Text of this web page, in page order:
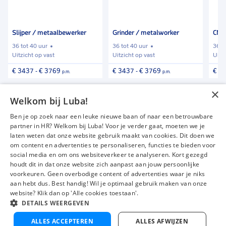
Slijper / metaalbewerker
36 tot 40 uur
Uitzicht op vast
€ 3437 - € 3769 p.m.
Grinder / metalworker
36 tot 40 uur
Uitzicht op vast
€ 3437 - € 3769 p.m.
36
€
Vind meer vacatures
Vacatures
Over ons
Werken bij Luba
Voor werkgevers
Mijn Luba
Contact
×
Welkom bij Luba!
Ben je op zoek naar een leuke nieuwe baan of naar een betrouwbare
partner in HR? Welkom bij Luba! Voor je verder gaat, moeten we je
laten weten dat onze website gebruik maakt van cookies. Dit doen we
om content en advertenties te personaliseren, functies te bieden voor
social media en om ons websiteverkeer te analyseren. Kort gezegd
houdt dit in dat onze website zich aanpast aan jouw persoonlijke
voorkeuren. Geen overbodige content of advertenties waar je niks
aan hebt dus. Best handig! Wil je optimaal gebruik maken van onze
website? Klik dan op 'Alle cookies toestaan'.
DETAILS WEERGEVEN
ALLES ACCEPTEREN ALLES AFWIJZEN